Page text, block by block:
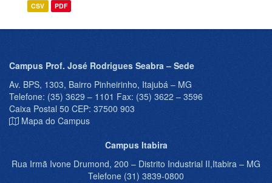
CSV PDF
Campus Prof. José Rodrigues Seabra – Sede
Av. BPS, 1303, Bairro Pinheirinho, Itajubá – MG
Telefone: (35) 3629 – 1101 Fax: (35) 3622 – 3596
Caixa Postal 50 CEP: 37500 903
Mapa do Campus
Campus Itabira
Rua Irmã Ivone Drumond, 200 – Distrito Industrial II,Itabira – MG
Telefone (31) 3839-0800